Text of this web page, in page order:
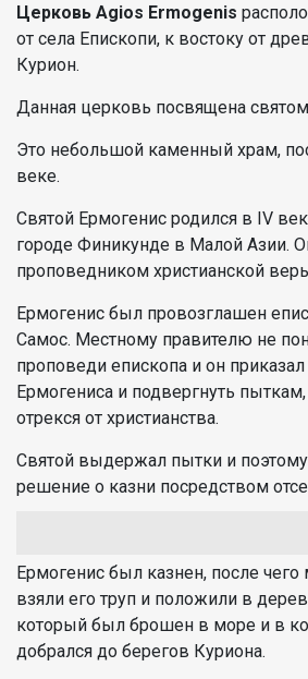
Церковь Agios Ermogenis
от села Епископи, к востоку от
Курион.
Данная церковь посвящена
Это небольшой каменный храм,
веке.
Святой Ермогенис родился в IV
городе Финикунде в Малой Азии.
проповедником христианской
Ермогенис был провозглашен
Самос. Местному правителю не
проповеди епископа и он приказал
Ермогениса и подвергнуть
отрекся от христианства.
Святой выдержал пытки и
решение о казни посредством
Ермогенис был казнен, после чего
взяли его труп и положили в
который был брошен в море и в
добрался до берегов Куриона.